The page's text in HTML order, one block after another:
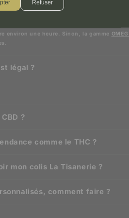
? Je suis consommateur de
environ une heure. Sinon, la gamme
légal ?
?
comme le THC ?
mon colis La Tisanerie ?
comment faire ?
Refuser